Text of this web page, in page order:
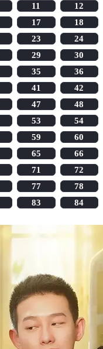
11
12
17
18
23
24
29
30
35
36
41
42
47
48
53
54
59
60
65
66
71
72
77
78
83
84